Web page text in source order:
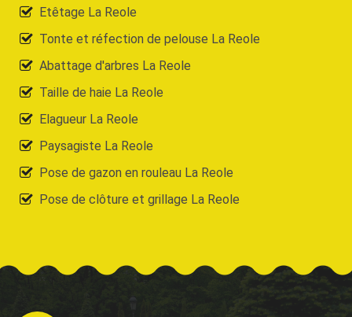
Etêtage La Reole
Tonte et réfection de pelouse La Reole
Abattage d'arbres La Reole
Taille de haie La Reole
Elagueur La Reole
Paysagiste La Reole
Pose de gazon en rouleau La Reole
Pose de clôture et grillage La Reole